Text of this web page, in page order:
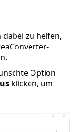
zu helfen,
Option
klicken, um